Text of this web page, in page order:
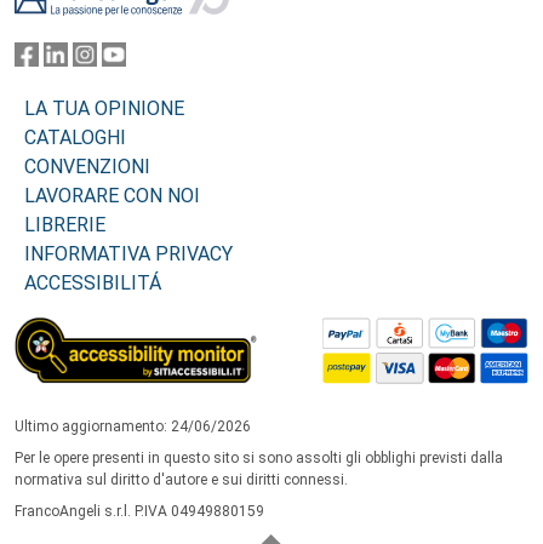
LA TUA OPINIONE
CATALOGHI
CONVENZIONI
LAVORARE CON NOI
LIBRERIE
INFORMATIVA PRIVACY
ACCESSIBILITÁ
Ultimo aggiornamento: 24/06/2026
Per le opere presenti in questo sito si sono assolti gli obblighi previsti dalla
normativa sul diritto d'autore e sui diritti connessi.
FrancoAngeli s.r.l. P.IVA 04949880159